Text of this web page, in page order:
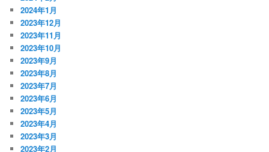
2024年1月
2023年12月
2023年11月
2023年10月
2023年9月
2023年8月
2023年7月
2023年6月
2023年5月
2023年4月
2023年3月
2023年2月